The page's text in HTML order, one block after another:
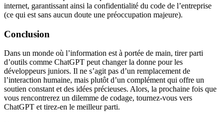
internet, garantissant ainsi la confidentialité du code de l’entreprise
(ce qui est sans aucun doute une préoccupation majeure).
Conclusion
Dans un monde où l’information est à portée de main, tirer parti
d’outils comme ChatGPT peut changer la donne pour les
développeurs juniors. Il ne s’agit pas d’un remplacement de
l’interaction humaine, mais plutôt d’un complément qui offre un
soutien constant et des idées précieuses. Alors, la prochaine fois que
vous rencontrerez un dilemme de codage, tournez-vous vers
ChatGPT et tirez-en le meilleur parti.